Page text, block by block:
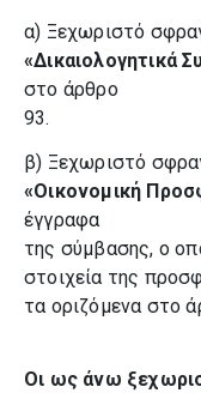
α) Ξεχωριστό
«Δικαιολογητικά
στο άρθρο
93.
β) Ξεχωριστό
«Οικονομική
έγγραφα
της σύμβασης, ο
στοιχεία της
τα οριζόμενα στο
Οι ως άνω